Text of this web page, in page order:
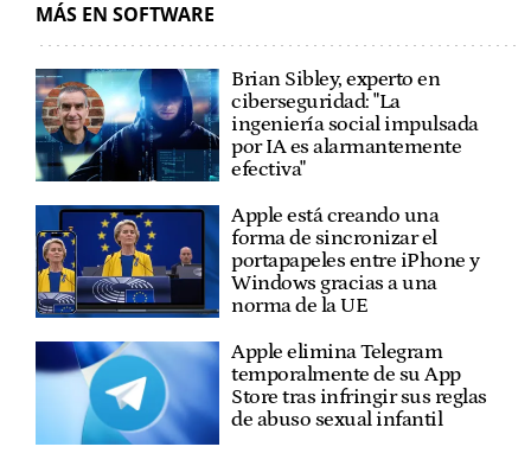
MÁS EN SOFTWARE
Brian Sibley, experto en
ciberseguridad: "La
ingeniería social impulsada
por IA es alarmantemente
efectiva"
Apple está creando una
forma de sincronizar el
portapapeles entre iPhone y
Windows gracias a una
norma de la UE
Apple elimina Telegram
temporalmente de su App
Store tras infringir sus reglas
de abuso sexual infantil